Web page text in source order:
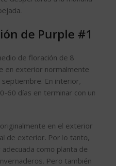
de Purple #1
de floración de 8
en exterior normalmente
En interior,
60 días en terminar con un
en el exterior
de exterior. Por lo tanto,
como planta de
Pero también